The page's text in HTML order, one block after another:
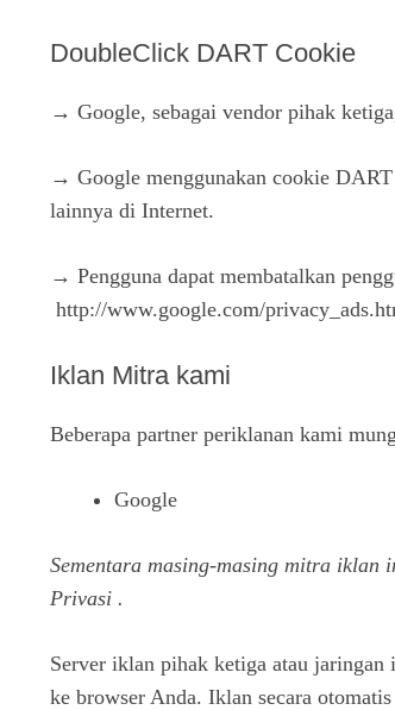
DoubleClick DART Cookie
→ Google, sebagai vendor pihak
→ Google menggunakan cookie
lainnya di Internet.
→ Pengguna dapat membatalkan
http://www.google.com/
Iklan Mitra kami
Beberapa partner periklanan kami
Google
Sementara masing-masing mitra
Privasi .
Server iklan pihak ketiga atau
ke browser Anda. Iklan secara